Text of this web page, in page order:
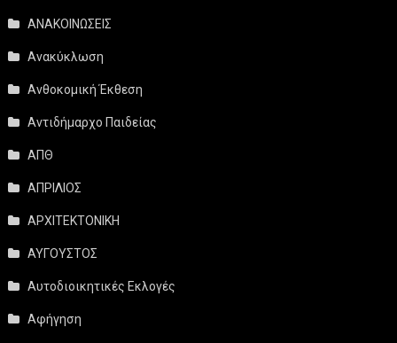
ΑΝΑΚΟΙΝΩΣΕΙΣ
Ανακύκλωση
Ανθοκομική Έκθεση
Αντιδήμαρχο Παιδείας
ΑΠΘ
ΑΠΡΙΛΙΟΣ
ΑΡΧΙΤΕΚΤΟΝΙΚΗ
ΑΥΓΟΥΣΤΟΣ
Αυτοδιοικητικές Εκλογές
Αφήγηση